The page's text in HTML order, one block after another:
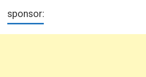
sponsor: